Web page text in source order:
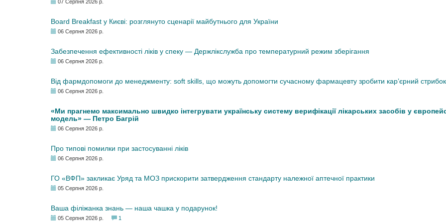
07 Серпня 2026 р.
Board Breakfast у Києві: розглянуто сценарії майбутнього для України
06 Серпня 2026 р.
Забезпечення ефективності ліків у спеку — Держлікслужба про температурний режим зберігання
06 Серпня 2026 р.
Від фармдопомоги до менеджменту: soft skills, що можуть допомогти сучасному фармацевту зробити кар’єрний стрибок
06 Серпня 2026 р.
«Ми прагнемо максимально швидко інтегрувати українську систему верифікації лікарських засобів у
модель» — Петро Багрій
06 Серпня 2026 р.
Про типові помилки при застосуванні ліків
06 Серпня 2026 р.
ГО «ВФП» закликає Уряд та МОЗ прискорити затвердження стандарту належної аптечної практики
05 Серпня 2026 р.
Ваша філіжанка знань — наша чашка у подарунок!
05 Серпня 2026 р. 1